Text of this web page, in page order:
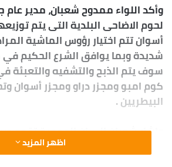
وأكد اللواء ممدوح شعبان، مدير عام
لحوم الاضاحى البلدية التى يتم
أسوان تتم اختيار رؤوس الماشية
شديدة وبما يوافق الشرع الحكيم
سوف يتم الذبح والتشفيه والتعبئة
كوم امبو ومجزر دراو ومجزر أسوان
البيطريين .
واشار شعبان الى ان الجمعية تقوم
الأضحى المبارك بذبح رؤوس المواشي
اظهر المزيد